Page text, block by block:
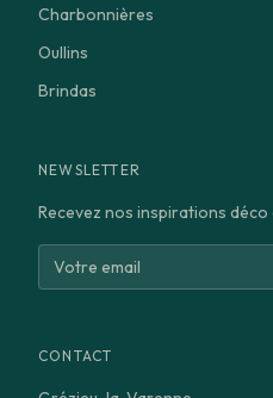
Charbonnières
Oullins
Brindas
NEWSLETTER
Recevez nos inspirations
CONTACT